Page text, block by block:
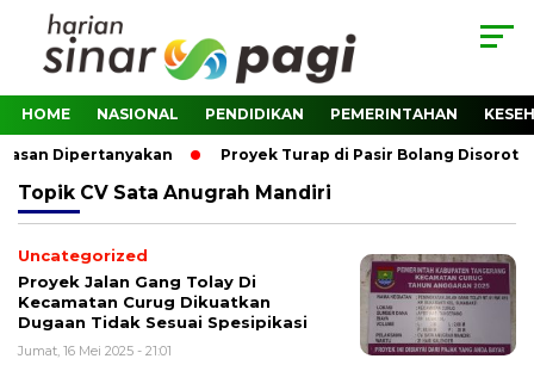
HOME NASIONAL PENDIDIKAN PEMERINTAHAN
Dipertanyakan Proyek Turap di Pasir Bolang Disorot,
Topik CV Sata Anugrah Mandiri
Uncategorized
Proyek Jalan Gang Tolay Di
Kecamatan Curug Dikuatkan
Dugaan Tidak Sesuai Spesipikasi
Jumat, 16 Mei 2025 - 21:01